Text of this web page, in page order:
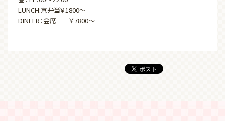
LUNCH:京弁当￥1800～
DINEER：会席 ￥7800～